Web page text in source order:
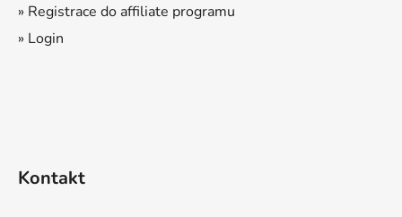
» Registrace do affiliate programu
» Login
Kontakt